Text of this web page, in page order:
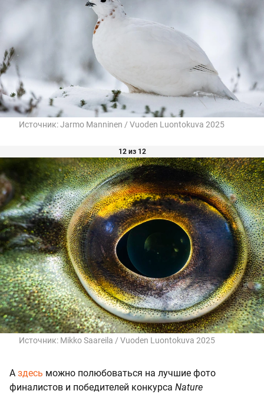
Источник:Jarmo Manninen / Vuoden Luontokuva 2025
12 из 12
Источник: Mikko Saareila / Vuoden Luontokuva 2025
А здесь можно полюбоваться на лучшие фото
финалистов и победителей конкурса Nature